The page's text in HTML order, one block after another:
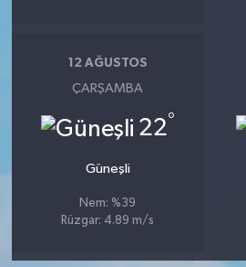
12 AĞUSTOS
ÇARŞAMBA
22°
Güneşli
Nem: %39
Rüzgar: 4.89 m/s